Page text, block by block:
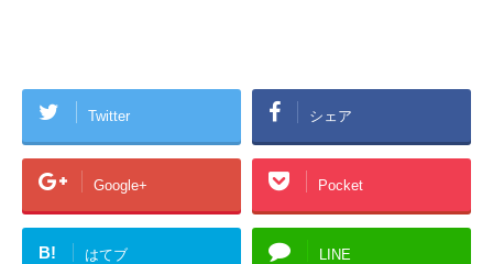
Twitter シェア
Google+ Pocket
B! はてブ LINE